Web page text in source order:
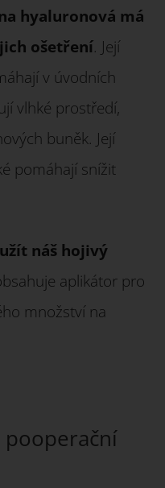
hyaluronová má
ošetření. Její
v úvodních
vlhké prostředí,
buněk. Její
pomáhají snížit
náš hojivý
aplikátor pro
množství na
pooperační